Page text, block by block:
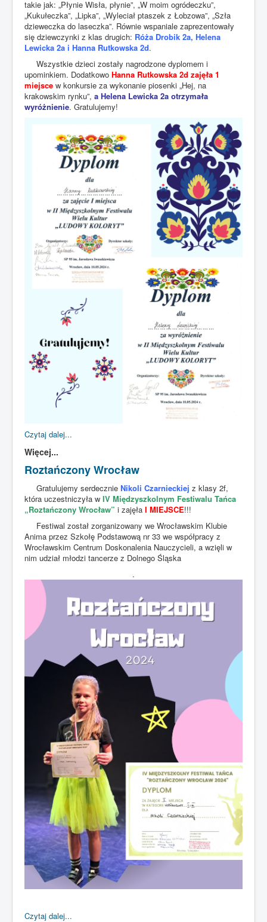
takie jak: „Płynie Wisła, płynie”, „W moim ogródeczku”,
„Kukułeczka”, „Lipka”, „Wyleciał ptaszek z Łobzowa”, „Szła
dzieweczka do laseczka”. Równie wspaniale zaprezentowały
się dziewczynki z klas drugich: Róża Drobik 2a, Helena
Lewicka 2a i Hanna Rutkowska 2d.
Wszystkie dzieci zostały nagrodzone dyplomem i
upominkiem. Dodatkowo Hanna Rutkowska 2d zajęła 1
miejsce w konkursie za wykonanie piosenki „Hej, na
krakowskim rynku”, a Helena Lewicka 2a otrzymała
wyróżnienie. Gratulujemy!
Czytaj dalej...
Więcej...
Roztańczony Wrocław
Gratulujemy serdecznie Nikoli Czarnieckiej z klasy 2f,
która uczestniczyła w IV Międzyszkolnym Festiwalu Tańca
„Roztańczony Wrocław” i zajęła I MIEJSCE!!!
Festiwal został zorganizowany we Wrocławskim Klubie
Anima przez Szkołę Podstawową nr 33 we współpracy z
Wrocławskim Centrum Doskonalenia Nauczycieli, a wzięli w
nim udział młodzi tancerze z Dolnego Śląska
.
Czytaj dalej...